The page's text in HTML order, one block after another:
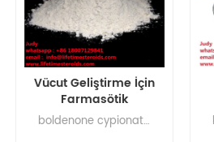
Vücut Geliştirme İçin
Farmasötik
Steroidler Enjekte
Edilebilir Boldenone
boldenone cypionate reddit, boldenone cypionate döngüsü, boldenone cypionate dozu, boldenone cypionate tarifi, satılık boldenone cypionate, boldenone ve cypionate döngüsü